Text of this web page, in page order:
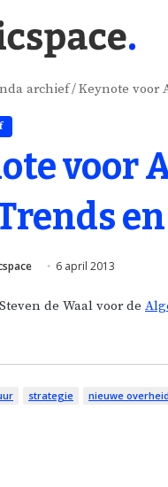
archief/Keynote voor
voor
6 april 2013
de Waal voor de
strategie nieuwe overheid